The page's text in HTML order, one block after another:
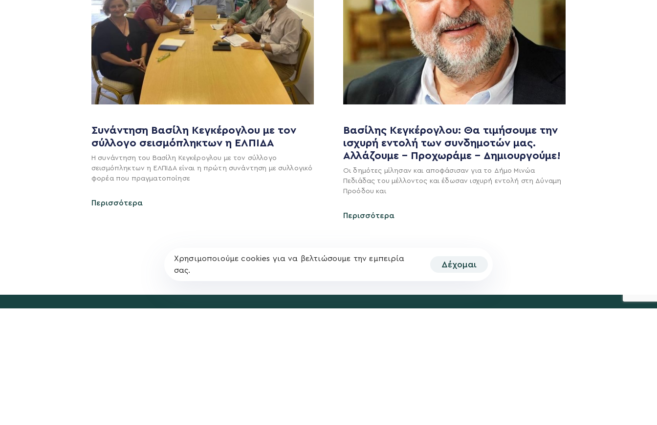
Συνάντηση Βασίλη Κεγκέρογλου με τον
σύλλογο σεισμόπληκτων η ΕΛΠΙΔΑ
Η συνάντηση του Βασίλη Κεγκέρογλου με τον σύλλογο
σεισμόπληκτων η ΕΛΠΙΔΑ είναι η πρώτη συνάντηση με συλλογικό
φορέα που πραγματοποίησε
Περισσότερα
Βασίλης Κεγκέρογλου: Θα τιμήσουμε την
ισχυρή εντολή των συνδημοτών μας.
Αλλάζουμε – Προχωράμε – Δημιουργούμε!
Οι δημότες μίλησαν και αποφάσισαν για το Δήμο Μινώα
Πεδιάδας του μέλλοντος και έδωσαν ισχυρή εντολή στη Δύναμη
Προόδου και
Περισσότερα
Η ΠΑΡΆΤΑΞΗ
Όραμα
MEDIA
Ανακοινώσεις
ΕΚΛΟΓΙΚΌ ΚΈΝΤΡΟ
+(30) 289 102 4800
Ηλ. ταχυδρομείο
NEWSLETTER
Χρησιμοποιούμε cookies για να βελτιώσουμε την εμπειρία
σας.
Δέχομαι